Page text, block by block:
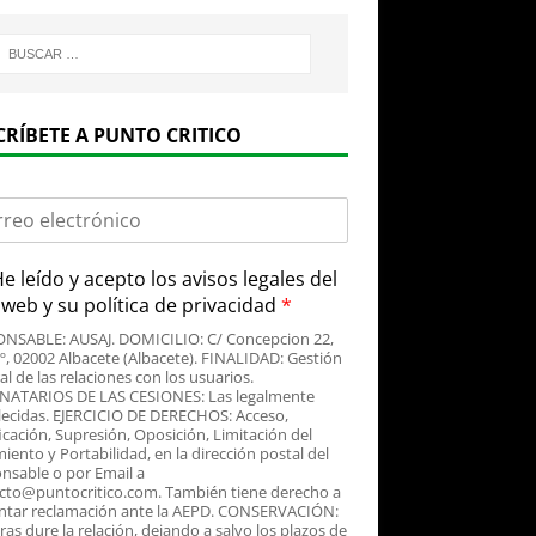
A PUNTO CRITICO
leído y acepto los avisos legales del
y su política de privacidad *
AUSAJ. DOMICILIO: C/ Concepcion 22,
02002 Albacete (Albacete). FINALIDAD: Gestión
de las relaciones con los usuarios.
DE LAS CESIONES: Las legalmente
EJERCICIO DE DERECHOS: Acceso,
Supresión, Oposición, Limitación del
y Portabilidad, en la dirección postal del
o por Email a
También tiene derecho a
reclamación ante la AEPD. CONSERVACIÓN:
dure la relación, dejando a salvo los plazos de